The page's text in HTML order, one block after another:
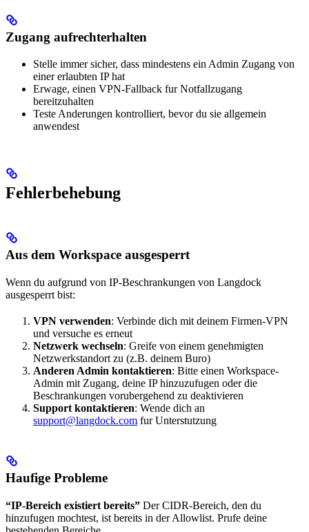
Zugang aufrechterhalten
Stelle immer sicher, dass mindestens ein Admin Zugang von
einer erlaubten IP hat
Erwage, einen VPN-Fallback fur Notfallzugang
bereitzuhalten
Teste Anderungen kontrolliert, bevor du sie allgemein
anwendest
Fehlerbehebung
Aus dem Workspace ausgesperrt
Wenn du aufgrund von IP-Beschrankungen von Langdock
ausgesperrt bist:
VPN verwenden: Verbinde dich mit deinem Firmen-VPN
und versuche es erneut
Netzwerk wechseln: Greife von einem genehmigten
Netzwerkstandort zu (z.B. deinem Buro)
Anderen Admin kontaktieren: Bitte einen Workspace-
Admin mit Zugang, deine IP hinzuzufugen oder die
Beschrankungen vorubergehend zu deaktivieren
Support kontaktieren: Wende dich an
support@langdock.com fur Unterstutzung
Haufige Probleme
“IP-Bereich existiert bereits” Der CIDR-Bereich, den du
hinzufugen mochtest, ist bereits in der Allowlist. Prufe deine